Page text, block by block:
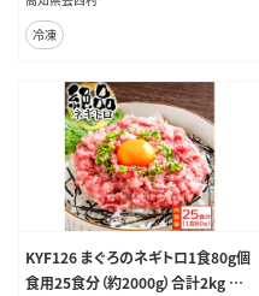
品】ギフト 食べ物
冷凍
KYF126 まぐろのネギトロ1食80g個
食用25食分（約2000g）合計2kg 小